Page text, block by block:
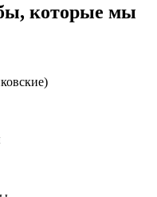
которые мы